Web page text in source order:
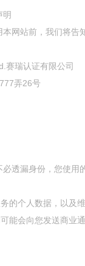
明
网站前，我们将
赛瑞认证有限公司
弄26号
透漏身份，您使
的个人数据，以及
能会向您发送商业